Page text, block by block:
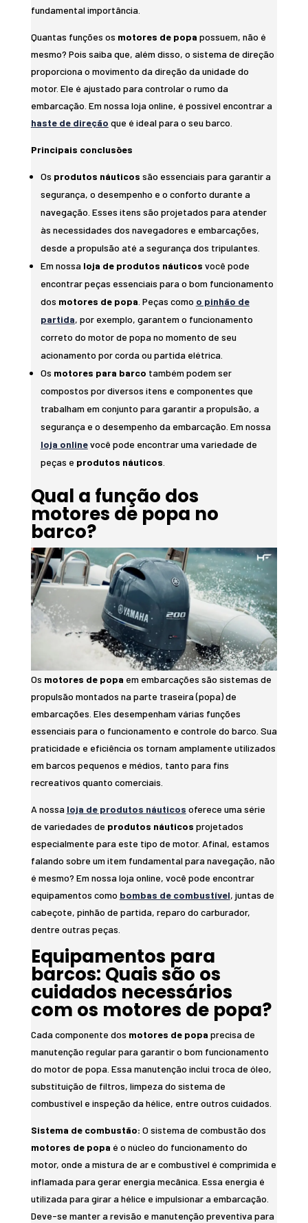
fundamental importância.
Quantas funções os motores de popa possuem, não é
mesmo? Pois saiba que, além disso, o sistema de direção
proporciona o movimento da direção da unidade do
motor. Ele é ajustado para controlar o rumo da
embarcação. Em nossa loja online, é possível encontrar a
haste de direção que é ideal para o seu barco.
Principais conclusões
Os produtos náuticos são essenciais para garantir a
segurança, o desempenho e o conforto durante a
navegação. Esses itens são projetados para atender
às necessidades dos navegadores e embarcações,
desde a propulsão até a segurança dos tripulantes.
Em nossa loja de produtos náuticos você pode
encontrar peças essenciais para o bom funcionamento
dos motores de popa . Peças como o pinhão de
partida, por exemplo, garantem o funcionamento
correto do motor de popa no momento de seu
acionamento por corda ou partida elétrica.
Os motores para barco também podem ser
compostos por diversos itens e componentes que
trabalham em conjunto para garantir a propulsão, a
segurança e o desempenho da embarcação. Em nossa
loja onlinevocê pode encontrar uma variedade de
peças e produtos náuticos
Qual a função dos
motores de popa no
barco?
Os motores de popa em embarcações são sistemas de
propulsão montados na parte traseira (popa) de
embarcações. Eles desempenham várias funções
essenciais para o funcionamento e controle do barco. Sua
praticidade e eficiência os tornam amplamente utilizados
em barcos pequenos e médios, tanto para fins
recreativos quanto comerciais.
A nossa loja de produtos náuticos oferece uma série
de variedades de produtos náuticos projetados
especialmente para este tipo de motor. Afinal, estamos
falando sobre um item fundamental para navegação, não
é mesmo? Em nossa loja online, você pode encontrar
equipamentos como bombas de combustível, juntas de
cabeçote, pinhão de partida, reparo do carburador,
dentre outras peças.
Equipamentos para
barcos: Quais são os
cuidados necessários
com os motores de popa?
Cada componente dos motores de popa precisa de
manutenção regular para garantir o bom funcionamento
do motor de popa. Essa manutenção inclui troca de óleo,
substituição de filtros, limpeza do sistema de
combustível e inspeção da hélice, entre outros cuidados.
Sistema de combustão: O sistema de combustão dos
motores de popa é o núcleo do funcionamento do
motor, onde a mistura de ar e combustível é comprimida e
inflamada para gerar energia mecânica. Essa energia é
utilizada para girar a hélice e impulsionar a embarcação.
Deve-se manter a revisão e manutenção preventiva para